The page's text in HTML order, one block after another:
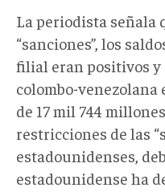
La periodista señala
“sanciones”, los
filial eran positivos y
colombo-
de 17 mil 744
restricciones de las
estadounidenses,
estadounidense ha